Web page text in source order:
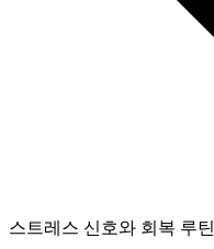
스트레스 신호와 회복 루틴